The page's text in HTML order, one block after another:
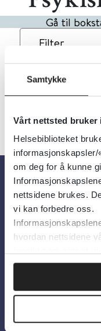
Samtykke
Vårt nettsted
Helsebiblioteket
om deg for å kunne
nettsidene brukes.
vi kan forbedre oss.
hvordan nettsidene
Gå til
Filter
6Treff
Om oss
Om
Personvern og
Information in
Bilder fra